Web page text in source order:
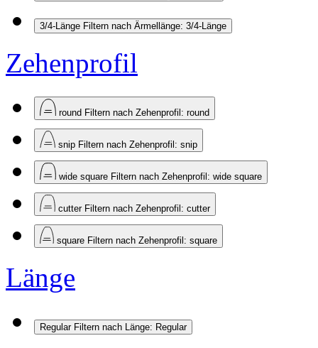
3/4-Länge Filtern nach Ärmellänge: 3/4-Länge
Zehenprofil
round Filtern nach Zehenprofil: round
snip Filtern nach Zehenprofil: snip
wide square Filtern nach Zehenprofil: wide square
cutter Filtern nach Zehenprofil: cutter
square Filtern nach Zehenprofil: square
Länge
Regular Filtern nach Länge: Regular